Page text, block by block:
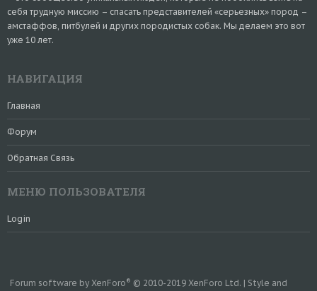
себя трудную миссию – спасать представителей «серьезных» пород –
амстаффов, питбулей и других породистых собак. Мы делаем это вот
уже 10 лет.
НАВИГАЦИЯ
Главная
Форум
Обратная Связь
МЕНЮ ПОЛЬЗОВАТЕЛЯ
Login
Forum software by XenForo® © 2010-2019 XenForo Ltd. | Style and